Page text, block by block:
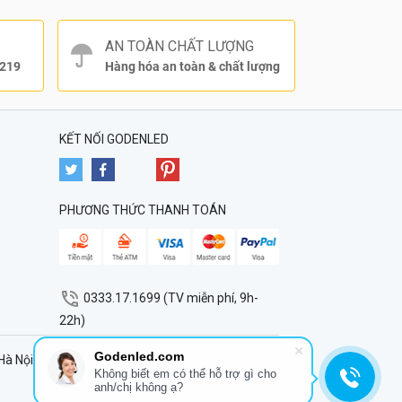
AN TOÀN CHẤT LƯỢNG
Hàng hóa an toàn & chất lượng
KẾT NỐI GODENLED
PHƯƠNG THỨC THANH TOÁN
0333.17.1699 (TV miễn phí, 9h-
22h)
Nội.
Godenled.com
Không biết em có thể hỗ trợ gì cho
anh/chị không ạ?